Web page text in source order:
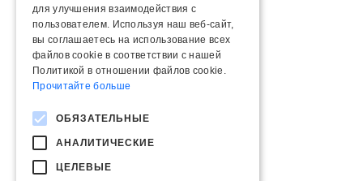
для улучшения взаимодействия с
пользователем. Используя наш веб-сайт,
вы соглашаетесь на использование всех
файлов cookie в соответствии с нашей
Политикой в ​​отношении файлов cookie.
Прочитайте больше
ОБЯЗАТЕЛЬНЫЕ
АНАЛИТИЧЕСКИЕ
ЦЕЛЕВЫЕ